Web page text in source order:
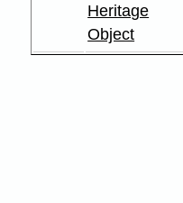
Heritage
Object